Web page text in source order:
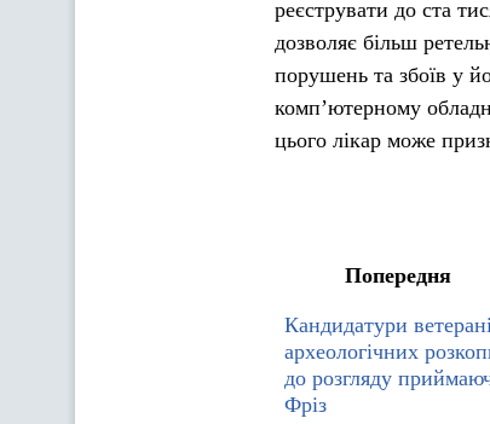
реєструвати до ста
дозволяє більш
порушень та збоїв у
комп’ютерному
цього лікар може
Попередня
Кандидатури
археологічних
до розгляду
Фріз